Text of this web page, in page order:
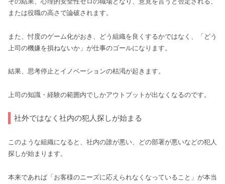
または役職の高さで論破されます。
また、忖度のゲーム化がおき、どう組織を良くするかではなく、「どう
上司の機嫌を損ねないか」が仕事のゴールになります。
結果、思考停止とイノベーションの枯渇が起きます。
上司の知識・経験の範囲内でしかアウトプットが出なくなるのです。
社外ではなく社内の犯人探しが始まる
このような組織になると、社内の誰が悪い、どの部署が悪いなどの犯人
探しが始まります。
本来であれば「お客様のニーズに応えられなくなっていること」が本当